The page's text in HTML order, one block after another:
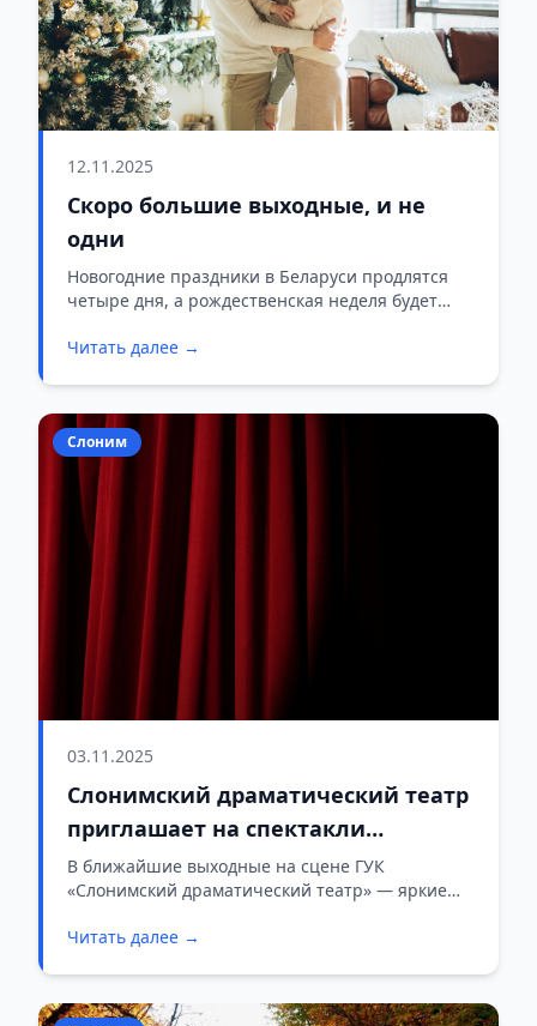
12.11.2025
Скоро большие выходные, и не
одни
Новогодние праздники в Беларуси продлятся
четыре дня, а рождественская неделя будет
Читать далее →
Слоним
03.11.2025
Слонимский драматический театр
приглашает на спектакли
выходного дня
В ближайшие выходные на сцене ГУК
«Слонимский драматический театр» — яркие
Читать далее →